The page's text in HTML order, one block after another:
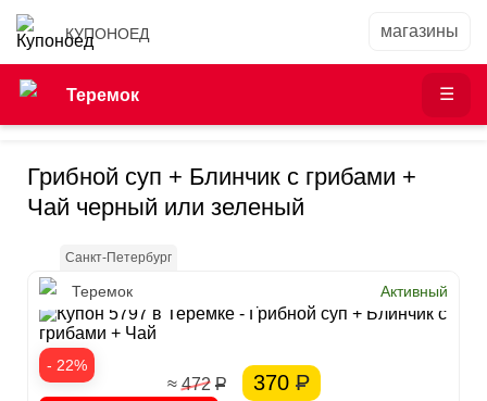
КУПОНОЕД
Теремок
Грибной суп + Блинчик с грибами +
Чай черный или зеленый
Санкт-Петербург
- 22%
Теремок Активный
≈ 472 Р 370 Р